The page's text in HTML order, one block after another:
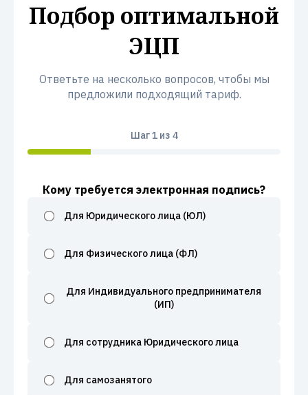
Подбор оптимальной
ЭЦП
Ответьте на несколько вопросов, чтобы мы
предложили подходящий тариф.
Шаг1из 4
Кому требуется электронная подпись?
Для Юридического лица (ЮЛ)
Для Физического лица (ФЛ)
Для Индивидуального предпринимателя
(ИП)
Для сотрудника Юридического лица
Для самозанятого